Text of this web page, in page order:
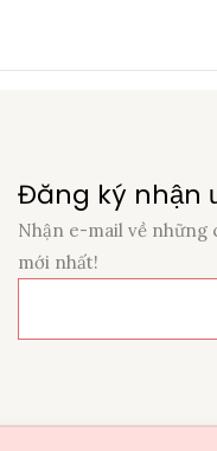
Đăng ký nhận
Nhận e-mail về những
mới nhất!